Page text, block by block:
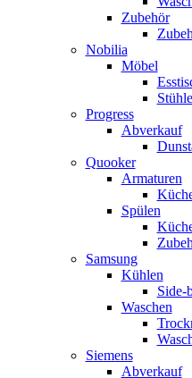
Zubehör
Nobilia
Möbel
Stühle
Progress
Abverkauf
Quooker
Armaturen
Spülen
Samsung
Kühlen
Side-
Waschen
Siemens
Abverkauf